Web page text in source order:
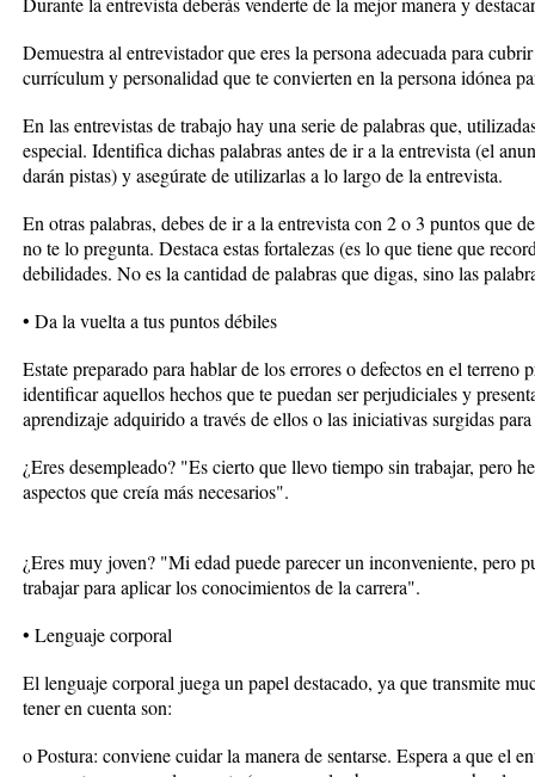
Demuestra al entrevistador que eres la persona adecuada para
currículum y personalidad que te convierten en la persona idónea
En las entrevistas de trabajo hay una serie de palabras que,
especial. Identifica dichas palabras antes de ir a la entrevista (el
darán pistas) y asegúrate de utilizarlas a lo largo de la entrevista.
En otras palabras, debes de ir a la entrevista con 2 o 3 puntos que
no te lo pregunta. Destaca estas fortalezas (es lo que tiene que
debilidades. No es la cantidad de palabras que digas, sino las
• Da la vuelta a tus puntos débiles
Estate preparado para hablar de los errores o defectos en el terreno
identificar aquellos hechos que te puedan ser perjudiciales y
aprendizaje adquirido a través de ellos o las iniciativas surgidas
¿Eres desempleado? "Es cierto que llevo tiempo sin trabajar, pero
aspectos que creía más necesarios".
¿Eres muy joven? "Mi edad puede parecer un inconveniente, pero
trabajar para aplicar los conocimientos de la carrera".
• Lenguaje corporal
El lenguaje corporal juega un papel destacado, ya que transmite
tener en cuenta son:
o Postura: conviene cuidar la manera de sentarse. Espera a que el